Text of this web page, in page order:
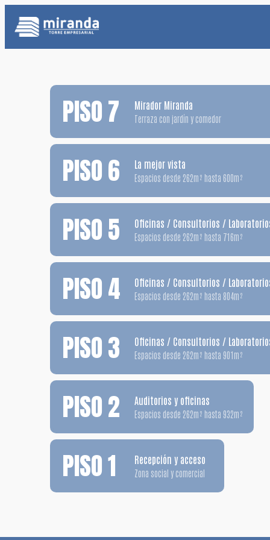
PISO 7 Mirador Miranda
Terraza con jardín y comedor
PISO 6 La mejor vista
Espacios desde 262m² hasta 600m²
PISO 5 Oficinas / Consultorios /
Espacios desde 262m² hasta 716m²
PISO 4 Oficinas / Consultorios /
Espacios desde 262m² hasta 804m²
PISO 3 Oficinas / Consultorios /
Espacios desde 262m² hasta 901m²
PISO 2 Auditorios y oficinas
Espacios desde 262m² hasta 932m²
PISO 1 Recepción y acceso
Zona social y comercial